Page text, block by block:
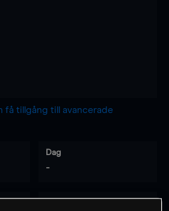
få tillgång till avancerade
Dag
-